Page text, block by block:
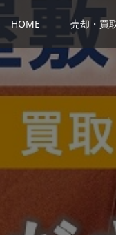
HOME 売却・買